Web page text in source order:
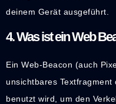
deinem Gerät ausgeführt.
4. Was ist ein Web
Ein Web-Beacon (auch
unsichtbares
benutzt wird, um den